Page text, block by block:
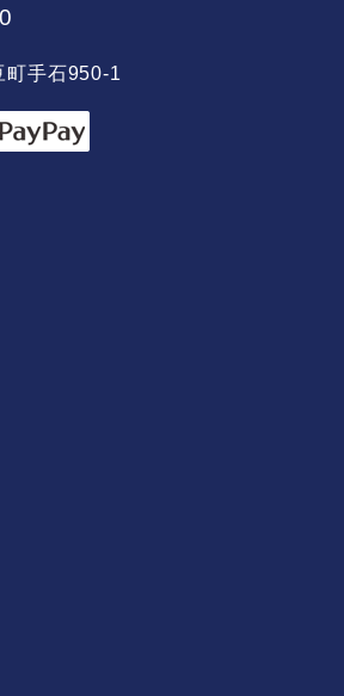
町手石950-1